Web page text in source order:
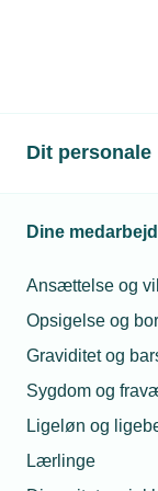
Dit personale
Dine
Ansættelse og
Opsigelse og
Graviditet og
Sygdom og
Ligeløn og
Lærlinge